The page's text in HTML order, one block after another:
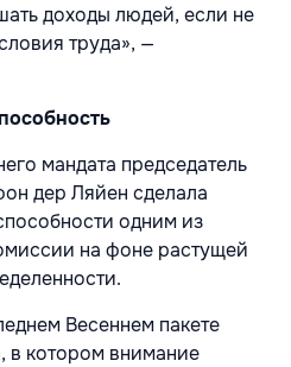
доходы людей, если не
труда», —
мандата председатель
дер Ляйен сделала
одним из
на фоне растущей
Весеннем пакете
в котором внимание